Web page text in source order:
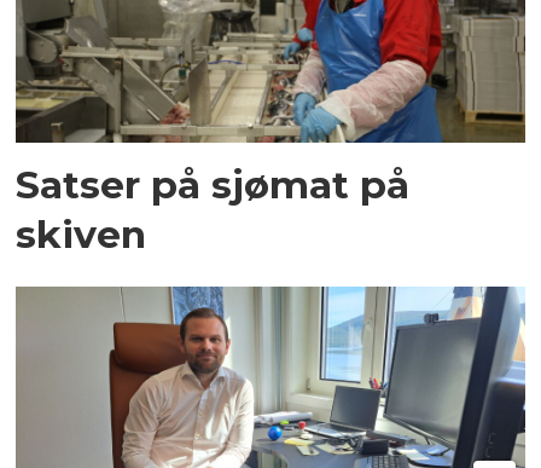
Satser på sjømat på
skiven